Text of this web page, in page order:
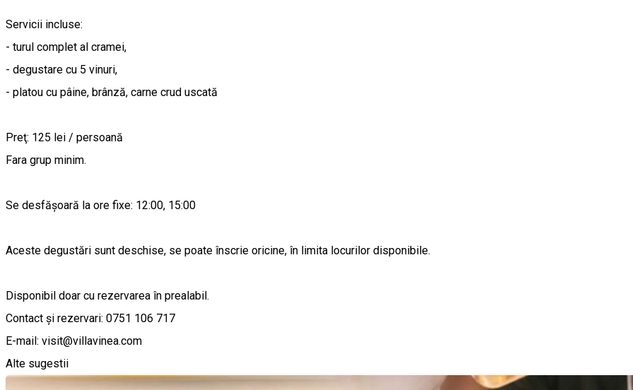
Servicii incluse:
- turul complet al cramei,
- degustare cu 5 vinuri,
- platou cu pâine, brânză, carne crud uscată
Preţ: 125 lei / persoană
Fara grup minim.
Se desfășoară la ore fixe: 12:00, 15:00
Aceste degustări sunt deschise, se poate înscrie oricine, în limita locurilor disponibile.
Disponibil doar cu rezervarea în prealabil.
Contact şi rezervari: 0751 106 717
E-mail: visit@villavinea.com
Alte sugestii